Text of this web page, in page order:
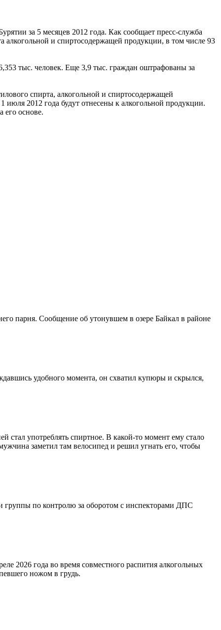
за 5 месяцев 2012 года. Как сообщает пресс-служба
алкогольной и спиртосодержащей продукции, в том числе 93
тыс. человек. Еще 3,9 тыс. граждан оштрафованы за
спирта, алкогольной и спиртосодержащей
июля 2012 года будут отнесены к алкогольной продукции.
его основе.
парня. Сообщение об утонувшем в озере Байкал в районе
удобного момента, он схватил купюры и скрылся,
стал употреблять спиртное. В какой-то момент ему стало
заметил там велосипед и решил угнать его, чтобы
группы по контролю за оборотом с инспекторами ДПС
2026 года во время совместного распития алкогольных
ножом в грудь.